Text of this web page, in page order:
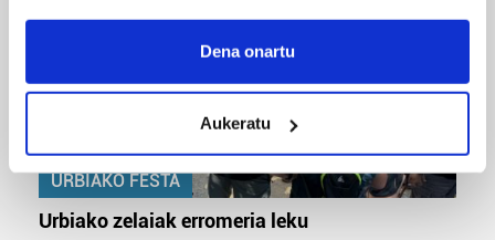
If you allow, we would also like to:
Collect information about your geographical
Identify your device by actively scanning it for
specific characteristics (fingerprinting)
Find out more about how your personal data is processed
and set your preferences in the details section
Dena onartu
Aukeratu
URBIAKO FESTA
Urbiako zelaiak erromeria leku